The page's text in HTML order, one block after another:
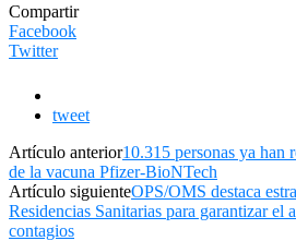
Compartir
Facebook
Twitter
tweet
Artículo anterior10.315 personas ya han
de la vacuna Pfizer-BioNTech
Artículo siguienteOPS/OMS destaca
Residencias Sanitarias para garantizar el
contagios